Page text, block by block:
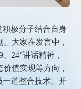
极分子结合自身
大家在发言中，
24”讲话精神，
值实现等方向，
一道整合技术、开